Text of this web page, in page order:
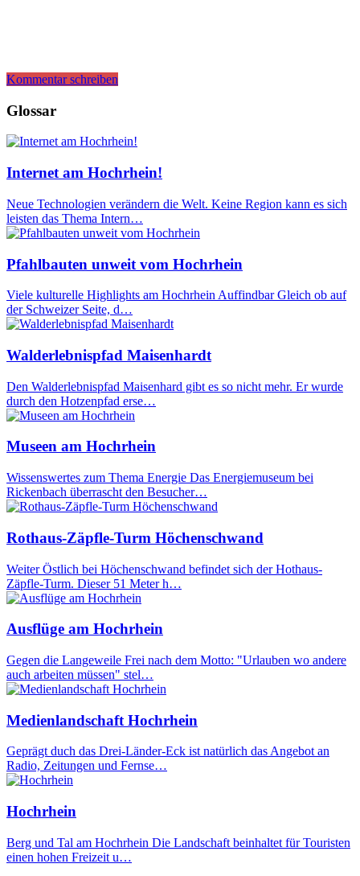
Kommentar schreiben
Glossar
Internet am Hochrhein!
Neue Technologien verändern die Welt. Keine Region kann es sich
leisten das Thema Intern…
Pfahlbauten unweit vom Hochrhein
Viele kulturelle Highlights am Hochrhein Auffindbar Gleich ob auf
der Schweizer Seite, d…
Walderlebnispfad Maisenhardt
Den Walderlebnispfad Maisenhard gibt es so nicht mehr. Er wurde
durch den Hotzenpfad erse…
Museen am Hochrhein
Wissenswertes zum Thema Energie Das Energiemuseum bei
Rickenbach überrascht den Besucher…
Rothaus-Zäpfle-Turm Höchenschwand
Weiter Östlich bei Höchenschwand befindet sich der Hothaus-
Zäpfle-Turm. Dieser 51 Meter h…
Ausflüge am Hochrhein
Gegen die Langeweile Frei nach dem Motto: "Urlauben wo andere
auch arbeiten müssen" stel…
Medienlandschaft Hochrhein
Geprägt duch das Drei-Länder-Eck ist natürlich das Angebot an
Radio, Zeitungen und Fernse…
Hochrhein
Berg und Tal am Hochrhein Die Landschaft beinhaltet für Touristen
einen hohen Freizeit u…